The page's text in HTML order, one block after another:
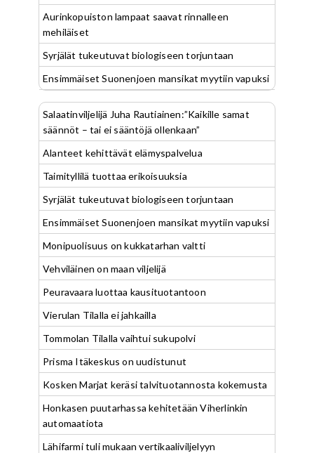
Aurinkopuiston lampaat saavat rinnalleen
mehiläiset
Syrjälät tukeutuvat biologiseen torjuntaan
Ensimmäiset Suonenjoen mansikat myytiin vapuksi
Salaatinviljelijä Juha Rautiainen:”Kaikille samat
säännöt – tai ei sääntöjä ollenkaan”
Alanteet kehittävät elämyspalvelua
Taimityllilä tuottaa erikoisuuksia
Syrjälät tukeutuvat biologiseen torjuntaan
Ensimmäiset Suonenjoen mansikat myytiin vapuksi
Monipuolisuus on kukkatarhan valtti
Vehviläinen on maan viljelijä
Peuravaara luottaa kausituotantoon
Vierulan Tilalla ei jahkailla
Tommolan Tilalla vaihtui sukupolvi
Prisma Itäkeskus on uudistunut
Kosken Marjat keräsi talvituotannosta kokemusta
Honkasen puutarhassa kehitetään Viherlinkin
automaatiota
Lähifarmi tuli mukaan vertikaaliviljelyyn